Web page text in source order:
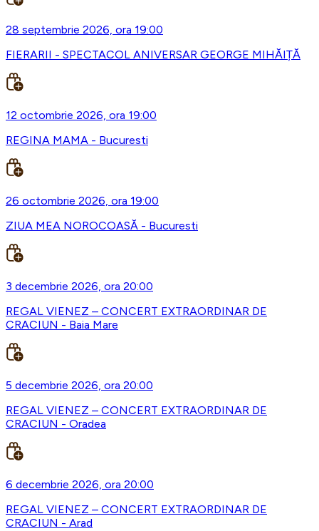
28 septembrie 2026, ora 19:00
FIERARII - SPECTACOL ANIVERSAR GEORGE MIHĂIȚĂ
12 octombrie 2026, ora 19:00
REGINA MAMA - Bucuresti
26 octombrie 2026, ora 19:00
ZIUA MEA NOROCOASĂ - Bucuresti
3 decembrie 2026, ora 20:00
REGAL VIENEZ – CONCERT EXTRAORDINAR DE
CRACIUN - Baia Mare
5 decembrie 2026, ora 20:00
REGAL VIENEZ – CONCERT EXTRAORDINAR DE
CRACIUN - Oradea
6 decembrie 2026, ora 20:00
REGAL VIENEZ – CONCERT EXTRAORDINAR DE
CRACIUN - Arad